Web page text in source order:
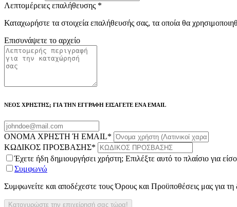
Λεπτομέρειες επαλήθευσης *
Καταχωρήστε τα στοιχεία επαλήθευσής σας, τα οποία θα
Επισυνάψετε το αρχείο
ΝΕΟΣ ΧΡΗΣΤΗΣ; ΓΙΑ ΤΗΝ ΕΓΓΡΑΦΗ ΕΙΣΑΓΕΤΕ ΕΝΑ EMAIL
ΟΝΟΜΑ ΧΡΗΣΤΗ Ή EMAIL*
ΚΩΔΙΚΟΣ ΠΡΟΣΒΑΣΗΣ*
Έχετε ήδη δημιουργήσει χρήστη; Επιλέξτε αυτό το πλαίσιο για
Συμφωνώ
Συμφωνείτε και αποδέχεστε τους Όρους και Προϋποθέσεις μας για